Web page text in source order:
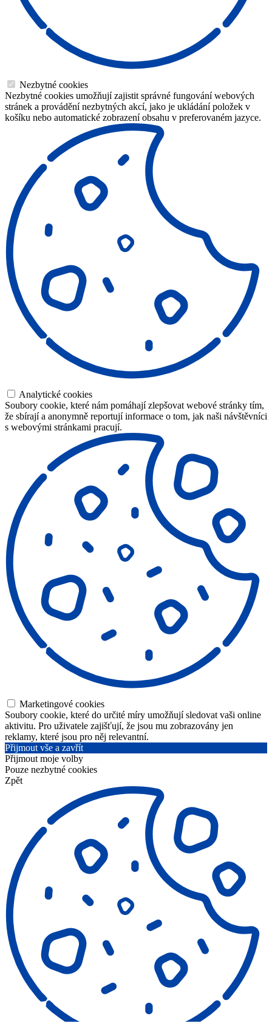
Nezbytné cookies
Nezbytné cookies umožňují zajistit správné fungování webových
stránek a provádění nezbytných akcí, jako je ukládání položek v
košíku nebo automatické zobrazení obsahu v preferovaném jazyce.
Analytické cookies
Soubory cookie, které nám pomáhají zlepšovat webové stránky tím,
že sbírají a anonymně reportují informace o tom, jak naši návštěvníci
s webovými stránkami pracují.
Marketingové cookies
Soubory cookie, které do určité míry umožňují sledovat vaši online
aktivitu. Pro uživatele zajišťují, že jsou mu zobrazovány jen
reklamy, které jsou pro něj relevantní.
Přijmout vše a zavřít
Přijmout moje volby
Pouze nezbytné cookies
Zpět